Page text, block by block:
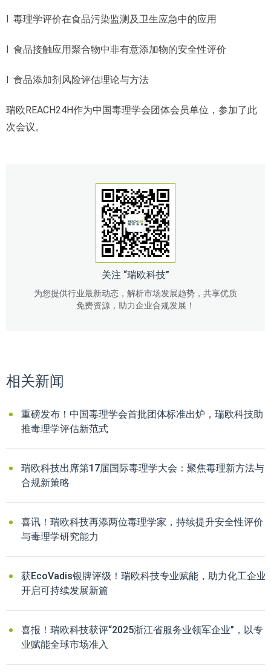
l 毒理学评价在食品污染监测及卫生应急中的应用
l 食品接触应用聚合物中非有意添加物的安全性评价
l 食品添加剂风险评估理论与方法
瑞欧REACH24H作为中国毒理学会团体会员单位，参加了此
次会议。
关注 “瑞欧科技”
为您提供行业最新动态，解析市场发展趋势，共享优质
免费资源，助力企业合规发展！
相关新闻
重磅发布！中国毒理学会首批团体标准出炉，瑞欧科技助
推毒理学评估新范式
瑞欧科技出席第17届国际毒理学大会：聚焦毒理新方法与
合规新策略
喜讯！瑞欧科技再添两位毒理学家，持续提升安全性评价
与毒理学研究能力
获EcoVadis银牌评级！瑞欧科技专业赋能，助力化工企业
开启可持续发展新篇
喜报！瑞欧科技获评“2025浙江省服务业领军企业”，以专
业赋能全球市场准入